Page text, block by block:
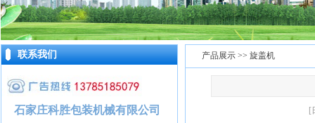
联系我们
石家庄科胜包装机械有限公司
产品展示 >> 旋盖机
[